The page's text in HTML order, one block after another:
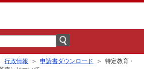
行政情報 ＞申請書ダウンロード
＞ 特定教育・